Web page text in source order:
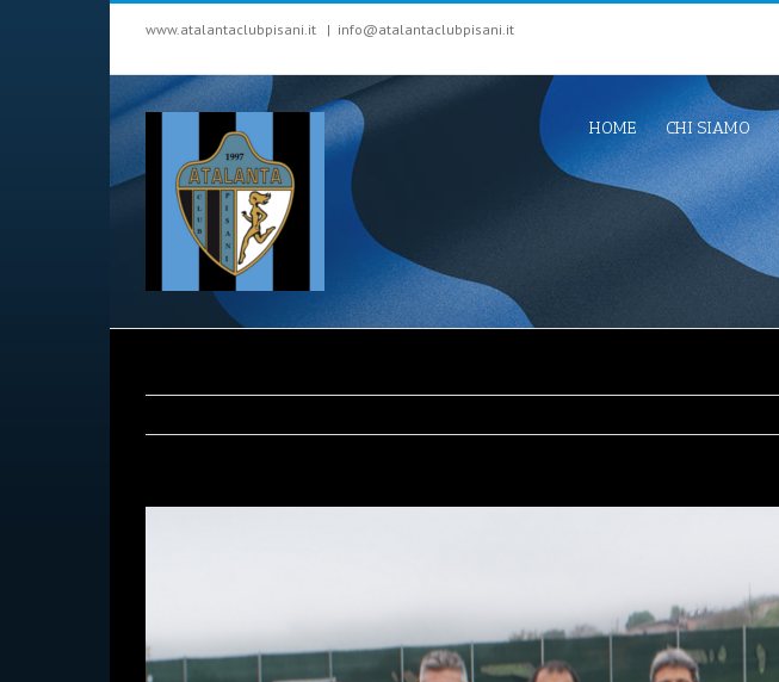
www.atalantaclubpisani.it | info@atalantaclubpisani.it
HOME CHI SIAMO